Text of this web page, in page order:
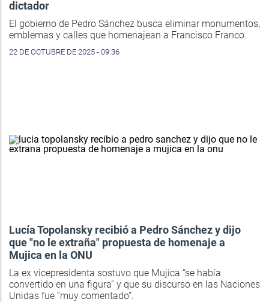
dictador
El gobierno de Pedro Sánchez busca eliminar monumentos,
emblemas y calles que homenajean a Francisco Franco.
22 DE OCTUBRE DE 2025 - 09:36
Lucía Topolansky recibió a Pedro Sánchez y dijo
que "no le extraña" propuesta de homenaje a
Mujica en la ONU
La ex vicepresidenta sostuvo que Mujica “se había
convertido en una figura” y que su discurso en las Naciones
Unidas fue “muy comentado”.